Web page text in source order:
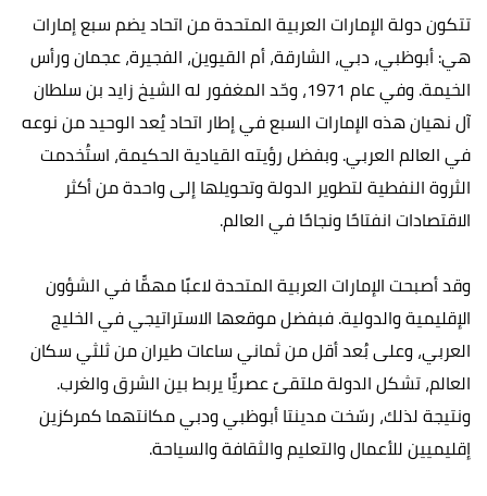
تتكون دولة الإمارات العربية المتحدة من اتحاد يضم سبع إمارات
هي: أبوظبي، دبي، الشارقة، أم القيوين، الفجيرة، عجمان ورأس
الخيمة. وفي عام 1971، وحّد المغفور له الشيخ زايد بن سلطان
آل نهيان هذه الإمارات السبع في إطار اتحاد يُعد الوحيد من نوعه
في العالم العربي. وبفضل رؤيته القيادية الحكيمة، استُخدمت
الثروة النفطية لتطوير الدولة وتحويلها إلى واحدة من أكثر
الاقتصادات انفتاحًا ونجاحًا في العالم.
وقد أصبحت الإمارات العربية المتحدة لاعبًا مهمًّا في الشؤون
الإقليمية والدولية. فبفضل موقعها الاستراتيجي في الخليج
العربي، وعلى بُعد أقل من ثماني ساعات طيران من ثلثي سكان
العالم، تشكل الدولة ملتقىً عصريًّا يربط بين الشرق والغرب.
ونتيجة لذلك، رسّخت مدينتا أبوظبي ودبي مكانتهما كمركزين
إقليميين للأعمال والتعليم والثقافة والسياحة.